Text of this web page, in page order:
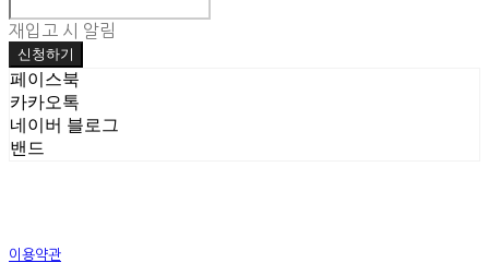
재입고 시 알림
신청하기
페이스북
카카오톡
네이버 블로그
밴드
이용약관